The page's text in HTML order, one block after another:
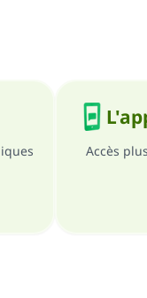
Accès